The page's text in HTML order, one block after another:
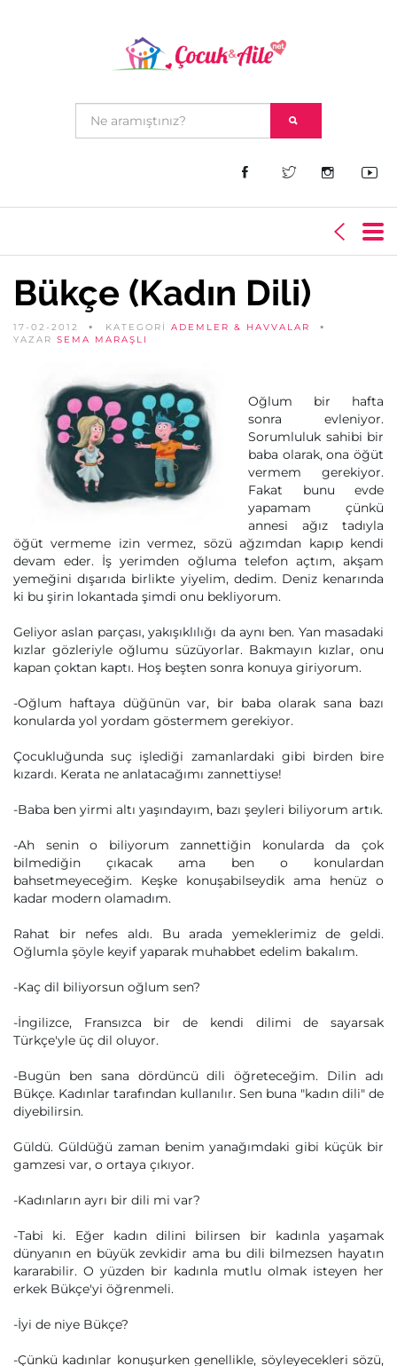
Bükçe (Kadın Dili)
17-02-2012 KATEGORİ ADEMLER & HAVVALAR
YAZAR SEMA MARAŞLI
Oğlum bir hafta
sonra evleniyor.
Sorumluluk sahibi bir
baba olarak, ona öğüt
vermem gerekiyor.
Fakat bunu evde
yapamam çünkü
annesi ağız tadıyla
öğüt vermeme izin vermez, sözü ağzımdan kapıp kendi
devam eder. İş yerimden oğluma telefon açtım, akşam
yemeğini dışarıda birlikte yiyelim, dedim. Deniz kenarında
ki bu şirin lokantada şimdi onu bekliyorum.
Geliyor aslan parçası, yakışıklılığı da aynı ben. Yan masadaki
kızlar gözleriyle oğlumu süzüyorlar. Bakmayın kızlar, onu
kapan çoktan kaptı. Hoş beşten sonra konuya giriyorum.
-Oğlum haftaya düğünün var, bir baba olarak sana bazı
konularda yol yordam göstermem gerekiyor.
Çocukluğunda suç işlediği zamanlardaki gibi birden bire
kızardı. Kerata ne anlatacağımı zannettiyse!
-Baba ben yirmi altı yaşındayım, bazı şeyleri biliyorum artık.
-Ah senin o biliyorum zannettiğin konularda da çok
bilmediğin çıkacak ama ben o konulardan
bahsetmeyeceğim. Keşke konuşabilseydik ama henüz o
kadar modern olamadım.
Rahat bir nefes aldı. Bu arada yemeklerimiz de geldi.
Oğlumla şöyle keyif yaparak muhabbet edelim bakalım.
-Kaç dil biliyorsun oğlum sen?
-İngilizce, Fransızca bir de kendi dilimi de sayarsak
Türkçe'yle üç dil oluyor.
-Bugün ben sana dördüncü dili öğreteceğim. Dilin adı
Bükçe. Kadınlar tarafından kullanılır. Sen buna "kadın dili" de
diyebilirsin.
Güldü. Güldüğü zaman benim yanağımdaki gibi küçük bir
gamzesi var, o ortaya çıkıyor.
-Kadınların ayrı bir dili mi var?
-Tabi ki. Eğer kadın dilini bilirsen bir kadınla yaşamak
dünyanın en büyük zevkidir ama bu dili bilmezsen hayatın
kararabilir. O yüzden bir kadınla mutlu olmak isteyen her
erkek Bükçe'yi öğrenmeli.
-İyi de niye Bükçe?
-Çünkü kadınlar konuşurken genellikle, söyleyecekleri sözü,